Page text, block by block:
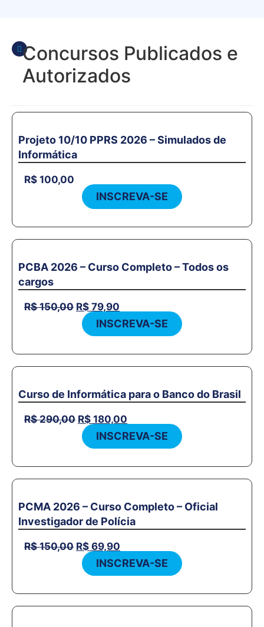
Concursos Publicados e
Autorizados
Projeto 10/10 PPRS 2026 – Simulados de
Informática
R$ 100,00
INSCREVA-SE
PCBA 2026 – Curso Completo – Todos os
cargos
R$150,00 R$ 79,90
INSCREVA-SE
Curso de Informática para o Banco do Brasil
R$290,00 R$ 180,00
INSCREVA-SE
PCMA 2026 – Curso Completo – Oficial
Investigador de Polícia
R$150,00 R$ 69,90
INSCREVA-SE